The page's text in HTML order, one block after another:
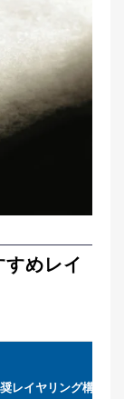
めレイ
レイヤリング構成